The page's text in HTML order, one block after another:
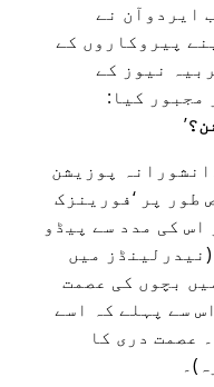
ایردوآن نے
پیروکاروں کے
نیوز کے
مجبور کیا:
پوزیشن
طور پر
فورینزک
کی مدد سے پیڈو
میں
بچوں کی عصمت
سے پہلے کہ اسے
عصمت دری کا